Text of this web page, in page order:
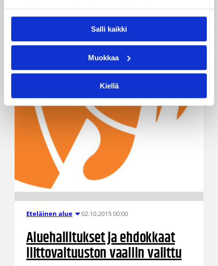
Salli kaikki
Muokkaa
Kiellä
Eteläinen alue 02.10.2015 00:00
Aluehallitukset ja ehdokkaat
liittovaltuuston vaaliin valittu